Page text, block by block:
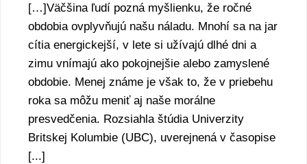
[…]Väčšina ľudí pozná myšlienku, že ročné
obdobia ovplyvňujú našu náladu. Mnohí sa na jar
cítia energickejší, v lete si užívajú dlhé dni a
zimu vnímajú ako pokojnejšie alebo zamyslené
obdobie. Menej známe je však to, že v priebehu
roka sa môžu meniť aj naše morálne
presvedčenia. Rozsiahla štúdia Univerzity
Britskej Kolumbie (UBC), uverejnená v časopise
[...]